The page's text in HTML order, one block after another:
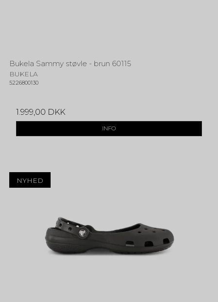
Bukela Sammy støvle - brun 60115
BUKELA
5226800130
1.999,00 DKK
INFO
NYHED